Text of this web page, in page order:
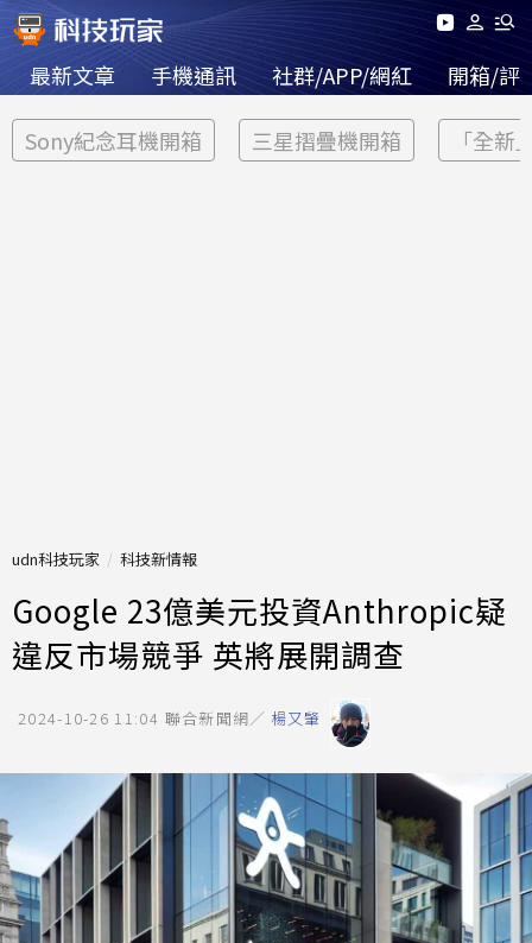
最新文章 手機通訊 社群/APP/網紅 開箱/評
Sony紀念耳機開箱 三星摺疊機開箱 「全新
udn科技玩家 科技新情報
Google 23億美元投資Anthropic疑
違反市場競爭 英將展開調查
2024-10-26 11:04 聯合新聞網／ 楊又肇